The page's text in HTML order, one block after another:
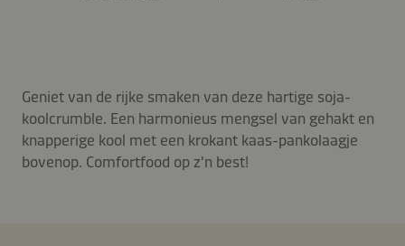
Geniet van de rijke smaken van deze hartige soja-
koolcrumble. Een harmonieus mengsel van gehakt en
knapperige kool met een krokant kaas-pankolaagje
bovenop. Comfortfood op z'n best!